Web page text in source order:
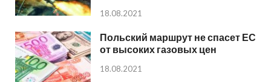
18.08.2021
Польский маршрут не спасет ЕС
от высоких газовых цен
18.08.2021